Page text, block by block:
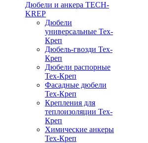
Дюбели и анкера TECH-
KREP
Дюбели
универсальные Тех-
Креп
Дюбель-гвозди Тех-
Креп
Дюбели распорные
Тех-Креп
Фасадные дюбели
Тех-Креп
Крепления для
теплоизоляции Тех-
Креп
Химические анкеры
Тех-Креп